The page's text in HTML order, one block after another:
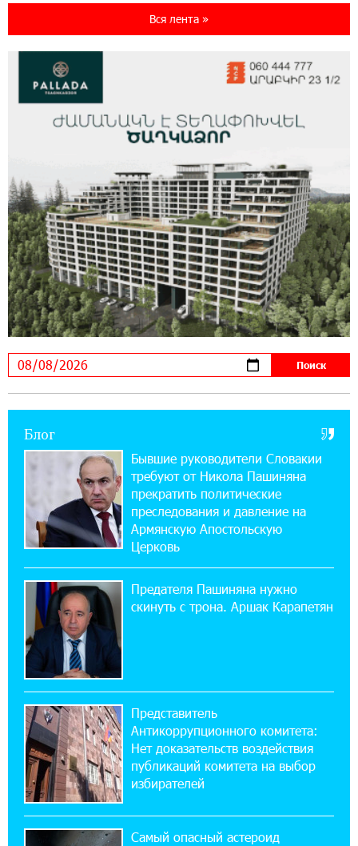
Ucom и FPWC обеспечат круглосуточный
Idram и IDBank - рядом со стартапами на
Seaside Startup Summit
В мобильном приложении Юнибанка теперь
можно зарегистрироваться также с помощью
imID
21:09:13 31-07-2026
«Бесплатные бонусы в играх»: IDBank
предупреждает о кибератаках на школьников
11:21:15 31-07-2026
ЕАЭС со временем будет расширяться. Когда-
нибудь это поймёт и рядовой армянин, но
Если Израиль использует тему Геноцида
армян против Эрдогана, то что для него
значит сам Геноцид?
17:16:14 30-07-2026
ВТБ (Армения): вклад «Стабильный» — до
17:03:49 30-07-2026
Платформа Rate.Trading на Seaside Startup
Summit: IDBank представил инновационное
решение
14:44:13 29-07-2026
Состоялось открытие Khachaturian Rooftop
при поддержке IDBank
18:38:18 28-07-2026
Пашинян ты упустил свой шанс уйти
Вся лента »
Блог
Бывшие руководители Словакии
требуют от Никола Пашиняна
прекратить политические
преследования и давление на
Армянскую Апостольскую
Церковь
Предателя Пашиняна нужно
скинуть с трона. Аршак Карапетян
Представитель
Антикоррупционного комитета:
Нет доказательств воздействия
публикаций комитета на выбор
избирателей
Самый опасный астероид